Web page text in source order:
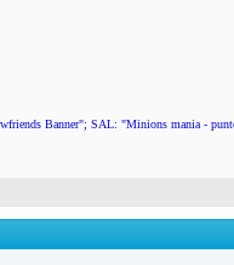
Banner"; SAL: "Minions mania -